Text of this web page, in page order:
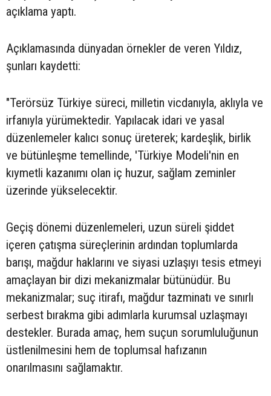
açıklama yaptı.
Açıklamasında dünyadan örnekler de veren Yıldız,
şunları kaydetti:
"Terörsüz Türkiye süreci, milletin vicdanıyla, aklıyla ve
irfanıyla yürümektedir. Yapılacak idari ve yasal
düzenlemeler kalıcı sonuç üreterek; kardeşlik, birlik
ve bütünleşme temellinde, 'Türkiye Modeli'nin en
kıymetli kazanımı olan iç huzur, sağlam zeminler
üzerinde yükselecektir.
Geçiş dönemi düzenlemeleri, uzun süreli şiddet
içeren çatışma süreçlerinin ardından toplumlarda
barışı, mağdur haklarını ve siyasi uzlaşıyı tesis etmeyi
amaçlayan bir dizi mekanizmalar bütünüdür. Bu
mekanizmalar; suç itirafı, mağdur tazminatı ve sınırlı
serbest bırakma gibi adımlarla kurumsal uzlaşmayı
destekler. Burada amaç, hem suçun sorumluluğunun
üstlenilmesini hem de toplumsal hafızanın
onarılmasını sağlamaktır.